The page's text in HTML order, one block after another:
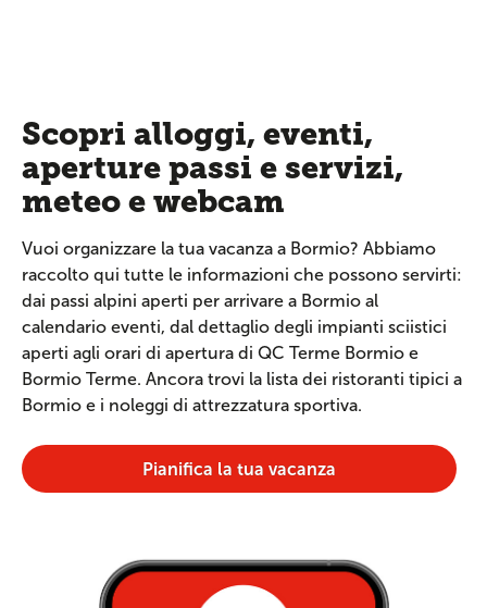
Scopri alloggi, eventi,
aperture passi e servizi,
meteo e webcam
Vuoi organizzare la tua vacanza a Bormio? Abbiamo
raccolto qui tutte le informazioni che possono servirti:
dai passi alpini aperti per arrivare a Bormio al
calendario eventi, dal dettaglio degli impianti sciistici
aperti agli orari di apertura di QC Terme Bormio e
Bormio Terme. Ancora trovi la lista dei ristoranti tipici a
Bormio e i noleggi di attrezzatura sportiva.
Pianifica la tua vacanza